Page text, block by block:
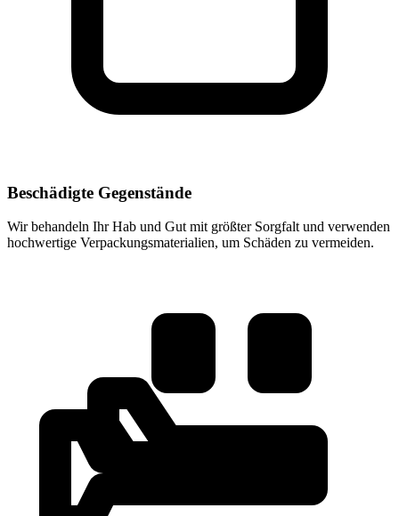
Beschädigte Gegenstände
Wir behandeln Ihr Hab und Gut mit größter Sorgfalt und verwenden
hochwertige Verpackungsmaterialien, um Schäden zu vermeiden.